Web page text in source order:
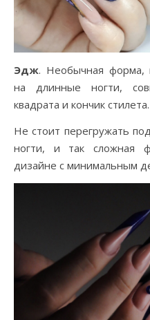
Эдж. Необычная форма,
на длинные ногти,
квадрата и кончик стилета.
Не стоит перегружать
ногти, и так сложная
дизайне с минимальным